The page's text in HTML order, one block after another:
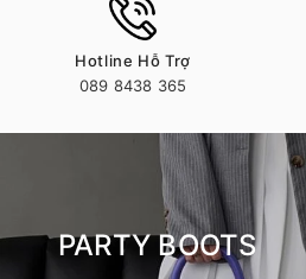
Hotline Hỗ Trợ
089 8438 365
PARTY BOOTS